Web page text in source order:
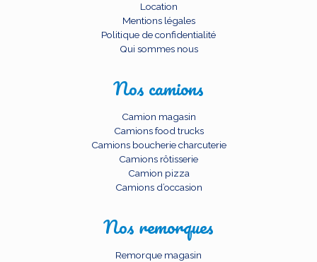
Location
Mentions légales
Politique de confidentialité
Qui sommes nous
Nos camions
Camion magasin
Camions food trucks
Camions boucherie charcuterie
Camions rôtisserie
Camion pizza
Camions d’occasion
Nos remorques
Remorque magasin